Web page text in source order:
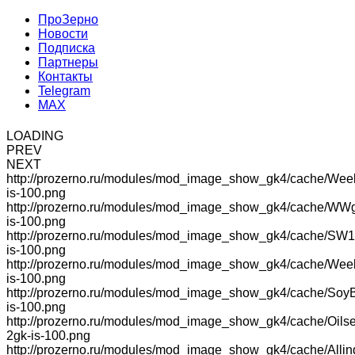
ПроЗерно
Новости
Подписка
Партнеры
Контакты
Telegram
MAX
LOADING
PREV
NEXT
http://prozerno.ru/modules/mod_image_show_gk4/cache/
is-100.png
http://prozerno.ru/modules/mod_image_show_gk4/cache/
is-100.png
http://prozerno.ru/modules/mod_image_show_gk4/cache/
is-100.png
http://prozerno.ru/modules/mod_image_show_gk4/cache/
is-100.png
http://prozerno.ru/modules/mod_image_show_gk4/cache/
is-100.png
http://prozerno.ru/modules/mod_image_show_gk4/cache/
2gk-is-100.png
http://prozerno.ru/modules/mod_image_show_gk4/cache/